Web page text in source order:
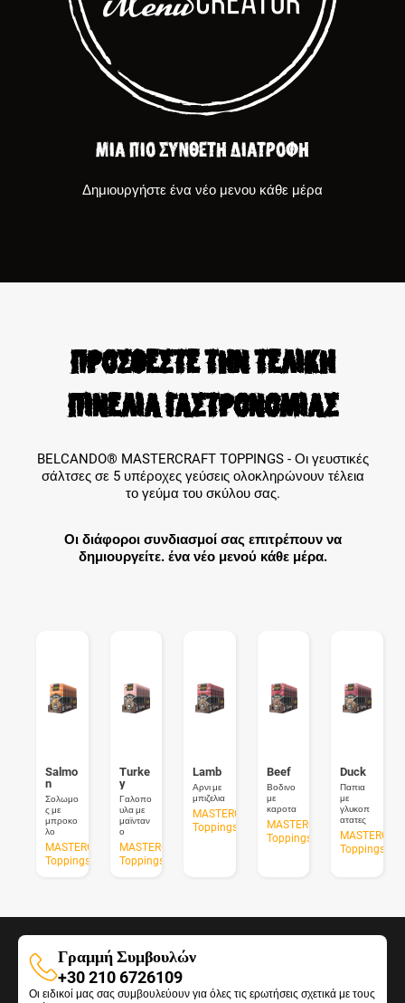
ΜΙΑ ΠΙΟ ΣΥΝΘΕΤΗ ΔΙΑΤΡΟΦΗ
Δημιουργήστε ένα νέο μενου κάθε μέρα
ΠΡΟΣΘΕΣΤΕ ΤΗΝ ΤΕΛΙΚΗ
ΠΙΝΕΛΙΑ ΓΑΣΤΡΟΝΟΜΙΑΣ
BELCANDO® MASTERCRAFT TOPPINGS - Οι γευστικές
σάλτσες σε 5 υπέροχες γεύσεις ολοκληρώνουν τέλεια
το γεύμα του σκύλου σας.
Οι διάφοροι συνδιασμοί σας επιτρέπουν να
δημιουργείτε. ένα νέο μενού κάθε μέρα.
Salmo
n
Σολωμο
ς με
μπροκο
λο
MASTERCRAFT
Toppings
Turke
y
Γαλοπο
υλα με
μαϊνταν
ο
MASTERCRAFT
Toppings
Lamb
Αρνι με
μπιζελια
MASTERCRAFT
Toppings
Beef
Βοδινο
με
καροτα
MASTERCRAFT
Toppings
Duck
Παπια
με
γλυκοπ
ατατες
Toppings
Γραμμή Συμβουλών
Γραμμή
Συμβουλών
+30 210 6726109
Οι ειδικοί μας σας συμβουλεύουν για όλες τις ερωτήσεις σχετικά με τους